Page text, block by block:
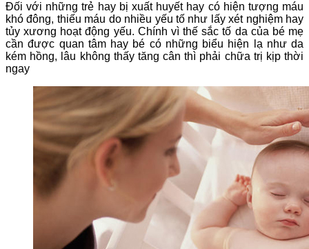
Đối với những trẻ hay bị xuất huyết hay có hiện tượng máu
khó đông, thiếu máu do nhiều yếu tố như lấy xét nghiệm hay
tủy xương hoạt động yếu. Chính vì thế sắc tố da của bé mẹ
cần được quan tâm hay bé có những biểu hiện lạ như da
kém hồng, lâu không thấy tăng cân thì phải chữa trị kịp thời
ngay